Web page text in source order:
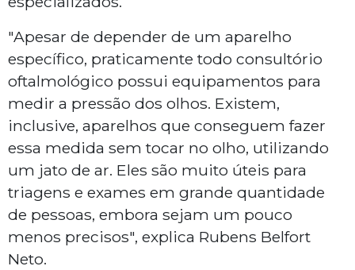
"Apesar de depender de um aparelho
específico, praticamente todo consultório
oftalmológico possui equipamentos para
medir a pressão dos olhos. Existem,
inclusive, aparelhos que conseguem fazer
essa medida sem tocar no olho, utilizando
um jato de ar. Eles são muito úteis para
triagens e exames em grande quantidade
de pessoas, embora sejam um pouco
menos precisos", explica Rubens Belfort
Neto.